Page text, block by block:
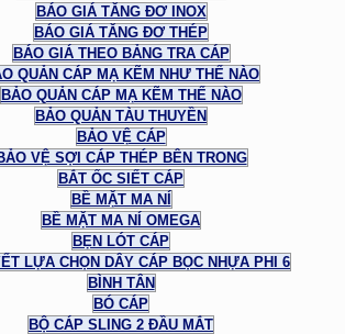
BÁO GIÁ TĂNG ĐƠ INOX
BÁO GIÁ TĂNG ĐƠ THÉP
BÁO GIÁ THEO BẢNG TRA CÁP
QUẢN CÁP MẠ KẼM NHƯ THẾ NÀO
BẢO QUẢN CÁP MẠ KẼM THẾ NÀO
BẢO QUẢN TÀU THUYỀN
BẢO VỆ CÁP
VỆ SỢI CÁP THÉP BÊN TRONG
BẮT ỐC SIẾT CÁP
BỀ MẶT MA NÍ
BỀ MẶT MA NÍ OMEGA
BẸN LÓT CÁP
LỰA CHỌN DÂY CÁP BỌC NHỰA PHI 6
BÌNH TÂN
BÓ CÁP
BỘ CÁP SLING 2 ĐẦU MẮT